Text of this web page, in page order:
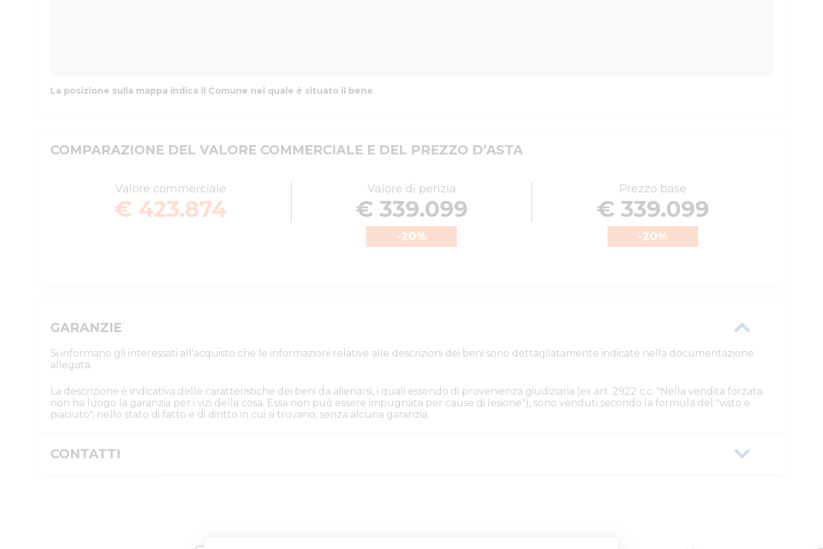
La posizione sulla mappa indica il Comune nel quale è situato il bene
COMPARAZIONE DEL VALORE COMMERCIALE E DEL PREZZO D’ASTA
Valore commerciale
€ 423.874
Valore di perizia
€ 339.099
-20%
Prezzo base
€ 339.099
-20%
GARANZIE
Si informano gli interessati all'acquisto che le informazioni relative alle descrizioni dei beni sono dettagliatamente indicate nella documentazione
allegata.
La descrizione è indicativa delle caratteristiche dei beni da alienarsi, i quali essendo di provenienza giudiziaria (ex art. 2922 c.c. "Nella vendita forzata
non ha luogo la garanzia per i vizi della cosa. Essa non può essere impugnata per cause di lesione"), sono venduti secondo la formula del "visto e
piaciuto", nello stato di fatto e di diritto in cui si trovano, senza alcuna garanzia.
CONTATTI